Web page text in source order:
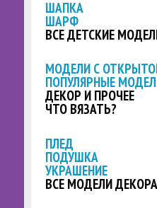
ШАПКА
ШАРФ
ВСЕ ДЕТСКИЕ
МОДЕЛИ С
ПОПУЛЯРНЫЕ
ДЕКОР И ПРОЧЕЕ
ЧТО ВЯЗАТЬ?
ПЛЕД
ПОДУШКА
УКРАШЕНИЕ
ВСЕ МОДЕЛИ ДЕКОРА